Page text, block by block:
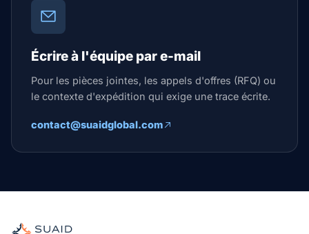
Écrire à l'équipe par e-mail
Pour les pièces jointes, les appels d'offres (RFQ) ou
le contexte d'expédition qui exige une trace écrite.
contact@suaidglobal.com
Orchestrateur indépendant du fret pour les opérations